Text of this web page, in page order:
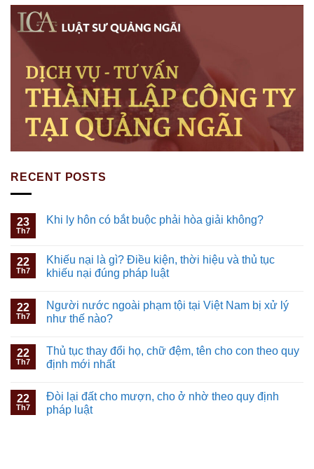
RECENT POSTS
23
Th7
Khi ly hôn có bắt buộc phải hòa giải không?
22
Th7
Khiếu nại là gì? Điều kiện, thời hiệu và thủ tục
khiếu nại đúng pháp luật
22
Th7
Người nước ngoài phạm tội tại Việt Nam bị xử lý
như thế nào?
22
Th7
Thủ tục thay đổi họ, chữ đệm, tên cho con theo quy
định mới nhất
22
Th7
Đòi lại đất cho mượn, cho ở nhờ theo quy định
pháp luật